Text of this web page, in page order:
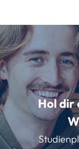
Hol dir